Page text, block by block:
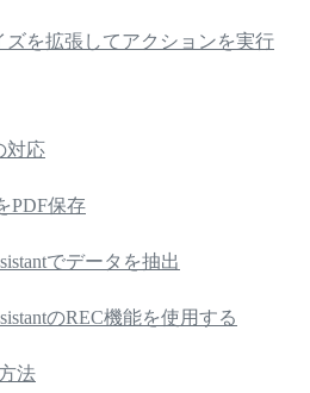
ズを拡張してアクションを実行
対応
PDF保存
でデータを抽出
のREC機能を使用する
法